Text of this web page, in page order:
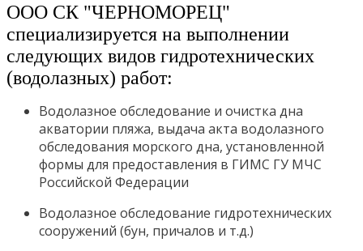
ООО СК "ЧЕРНОМОРЕЦ"
специализируется на выполнении
следующих видов гидротехнических
(водолазных) работ:
Водолазное обследование и очистка дна
акватории пляжа, выдача акта водолазного
обследования морского дна, установленной
формы для предоставления в ГИМС ГУ МЧС
Российской Федерации
Водолазное обследование гидротехнических
сооружений (бун, причалов и т.д.)